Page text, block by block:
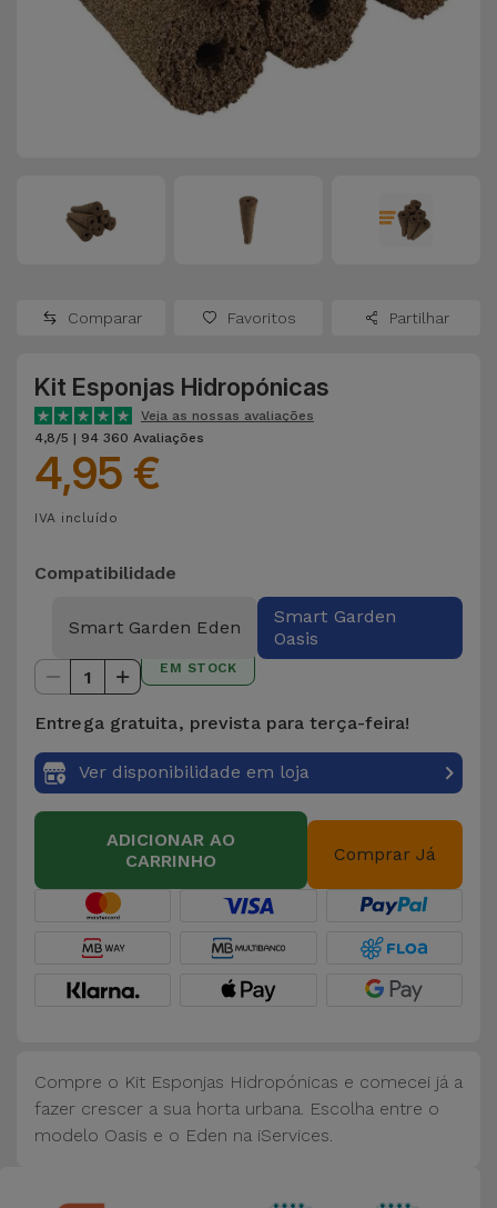
Samsung
Oppo
Dyson
TCL
Outras
tudo
Apple Watch
Recondicionados
Recondicionados
tudo
Adaptadores
Carregadores
e Colunas
Smartwatches
e Braceletes
Correntes
e Casa
Bolsas e
Malas
Localizadores
Mobilidade,
Bicicleta
de
Computador
iPad e
Comparar Favoritos Partilhar
Kit Esponjas Hidropónicas
Veja as nossas avaliações
4,8/5 | 94 360 Avaliações
4,95 €
IVA incluído
Compatibilidade
Smart Garden Eden
Smart Garden
Oasis
1
EM STOCK
Entrega gratuita, prevista para terça-feira!
Ver disponibilidade em loja
ADICIONAR AO
CARRINHO
Comprar Já
Compre o Kit Esponjas Hidropónicas e comecei já a
fazer crescer a sua horta urbana. Escolha entre o
modelo Oasis e o Eden na iServices.